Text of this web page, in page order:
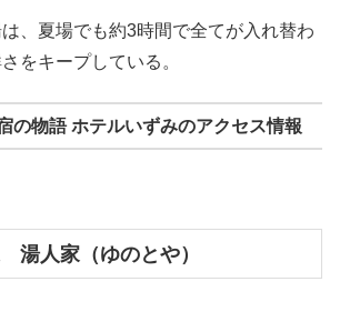
、夏場でも約3時間で全てが入れ替わ
をキープしている。
の物語 ホテルいずみのアクセス情報
湯人家（ゆのとや）